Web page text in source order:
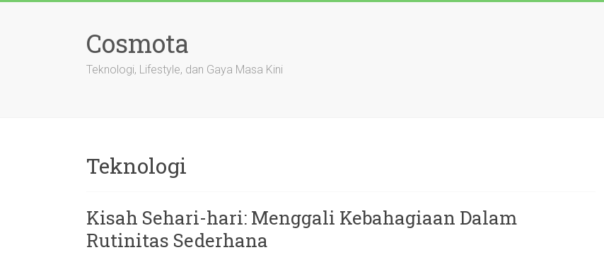
Cosmota
Teknologi, Lifestyle, dan Gaya Masa Kini
Teknologi
Kisah Sehari-hari: Menggali Kebahagiaan Dalam
Rutinitas Sederhana